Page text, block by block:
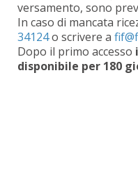
versamento, sono
In caso di mancata
34124o scrivere a
Dopo il primo accesso
disponibile per 180